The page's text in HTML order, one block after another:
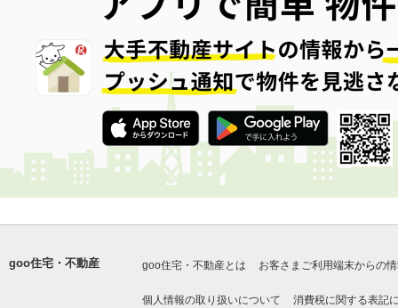
goo住宅・不動産 goo住宅・不動産とは お客さまご利用端末からの
個人情報の取り扱いについて 消費税に関する表記